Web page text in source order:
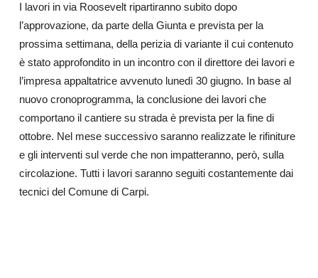
I lavori in via Roosevelt ripartiranno subito dopo
l’approvazione, da parte della Giunta e prevista per la
prossima settimana, della perizia di variante il cui contenuto
è stato approfondito in un incontro con il direttore dei lavori e
l’impresa appaltatrice avvenuto lunedì 30 giugno. In base al
nuovo cronoprogramma, la conclusione dei lavori che
comportano il cantiere su strada è prevista per la fine di
ottobre. Nel mese successivo saranno realizzate le rifiniture
e gli interventi sul verde che non impatteranno, però, sulla
circolazione. Tutti i lavori saranno seguiti costantemente dai
tecnici del Comune di Carpi.